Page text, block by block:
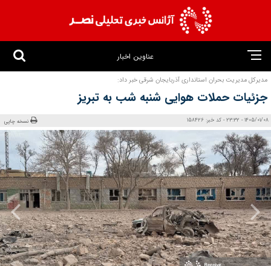
عناوین اخبار
مدیرکل مدیریت بحران استانداری آذربایجان شرقی خبر داد:
جزئیات حملات هوایی شنبه شب به تبریز
1405/01/08 - 23:32 - کد خبر: 158426 نسخه چاپی